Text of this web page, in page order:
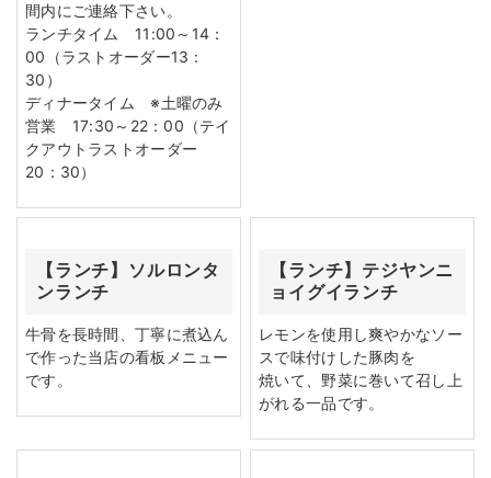
間内にご連絡下さい。
ランチタイム 11:00～14：
00（ラストオーダー13：
30）
ディナータイム ※土曜のみ
営業 17:30～22：00（テイ
クアウトラストオーダー
20：30）
【ランチ】ソルロンタ
ンランチ
牛骨を長時間、丁寧に煮込ん
で作った当店の看板メニュー
です。
【ランチ】テジヤンニ
ョイグイランチ
レモンを使用し爽やかなソー
スで味付けした豚肉を
焼いて、野菜に巻いて召し上
がれる一品です。